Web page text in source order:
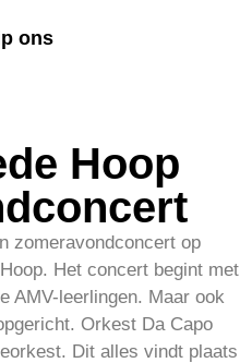
ons
Hoop
zomeravondconcert op
Het concert begint met
AMV-leerlingen. Maar ook
Orkest Da Capo
Dit alles vindt plaats